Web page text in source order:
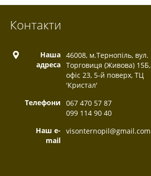
Контакти
Наша
адреса
46008, м.Тернопіль, вул.
Торговиця (Живова) 15Б,
офіс 23, 5-й поверх, ТЦ
'Кристал'
Телефони
067 470 57 87
099 114 90 40
Наш e-
mail
visonternopil@gmail.com